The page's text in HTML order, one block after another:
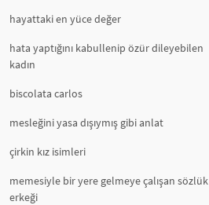
hayattaki en yüce değer
hata yaptığını kabullenip özür dileyebilen
kadın
biscolata carlos
mesleğini yasa dışıymış gibi anlat
çirkin kız isimleri
memesiyle bir yere gelmeye çalışan sözlük
erkeği